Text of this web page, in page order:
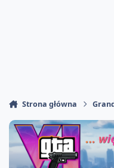
Strona główna